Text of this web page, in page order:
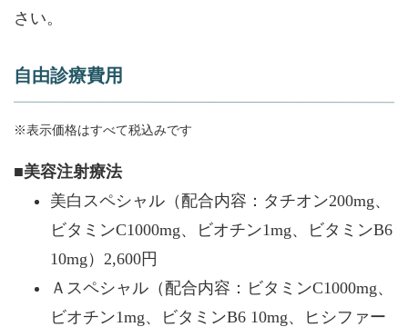
さい。
自由診療費用
※表示価格はすべて税込みです
■美容注射療法
美白スペシャル（配合内容：タチオン200mg、
ビタミンC1000mg、ビオチン1mg、ビタミンB6
10mg）2,600円
Ａスペシャル（配合内容：ビタミンC1000mg、
ビオチン1mg、ビタミンB6 10mg、ヒシファー